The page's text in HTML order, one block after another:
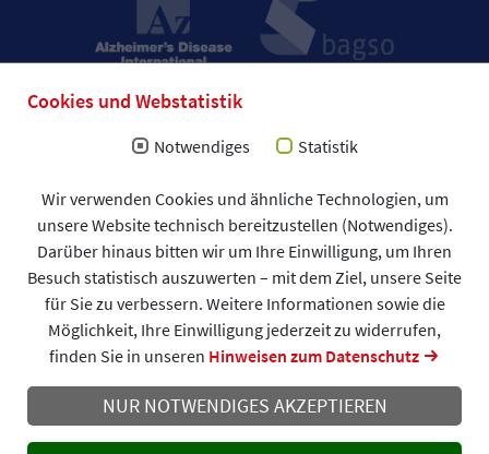
Cookies und Webstatistik
Notwendiges Statistik
Wir verwenden Cookies und ähnliche Technologien, um
unsere Website technisch bereitzustellen (Notwendiges).
Darüber hinaus bitten wir um Ihre Einwilligung, um Ihren
Besuch statistisch auszuwerten – mit dem Ziel, unsere Seite
für Sie zu verbessern. Weitere Informationen sowie die
Möglichkeit, Ihre Einwilligung jederzeit zu widerrufen,
finden Sie in unseren Hinweisen zum Datenschutz
NUR NOTWENDIGES AKZEPTIEREN
Impressum
Allgemeine Geschäftsbedingungen (AGB)
Datenschutzerklärung
Spendenformular
DAlzG © 2026